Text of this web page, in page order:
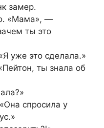
замер.
«Мама», —
ты это
уже это сделала.»
ты знала об
спросила у